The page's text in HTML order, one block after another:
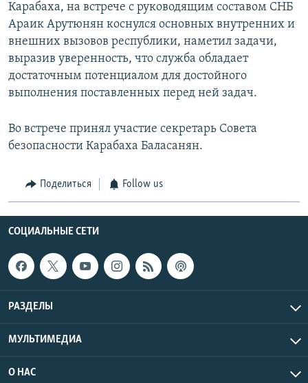
Карабаха, на встрече с руководящим составом СНБ
Араик Арутюнян коснулся основных внутренних и
внешних вызовов республики, наметил задачи,
выразив уверенность, что служба обладает
достаточным потенциалом для достойного
выполнения поставленных перед ней задач.
Во встрече принял участие секретарь Совета
безопасности Карабаха Баласанян.
Поделиться Follow us
СОЦИАЛЬНЫЕ СЕТИ
РАЗДЕЛЫ
МУЛЬТИМЕДИА
О НАС